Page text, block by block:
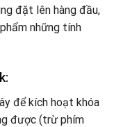
đặt lên hàng đầu,
những tính
để kích hoạt khóa
được (trừ phím